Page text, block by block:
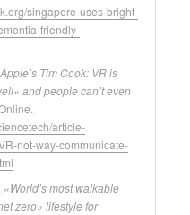
singapore-uses-bright-
friendly-
Apple’s Tim Cook: VR is
and people can’t even
article-
not-way-communicate-
«World’s most walkable
zero» lifestyle for